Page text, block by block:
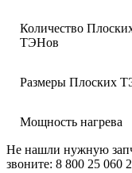
Количество
ТЭНов
Размеры Плоских
Мощность нагрева
Не нашли нужную
звоните: 8 800 25 060